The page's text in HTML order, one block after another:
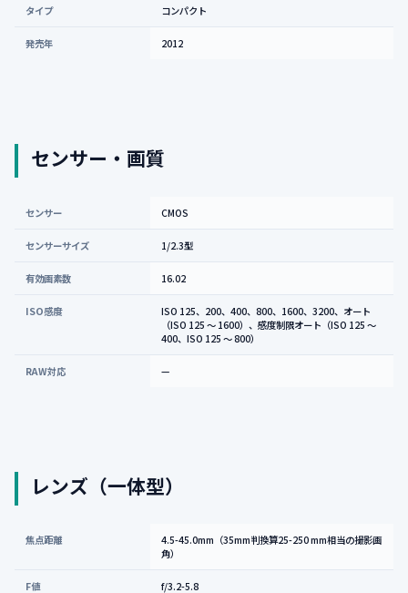
タイプ コンパクト
発売年 2012
センサー・画質
センサー CMOS
センサーサイズ 1/2.3型
有効画素数 16.02
ISO感度
ISO 125、200、400、800、1600、3200、オート
（ISO 125 ～ 1600）、感度制限オート（ISO 125 ～
400、ISO 125 ～ 800）
RAW対応 —
レンズ（一体型）
焦点距離
4.5-45.0mm（35mm判換算25-250 mm相当の撮影画
角）
F値 f/3.2-5.8